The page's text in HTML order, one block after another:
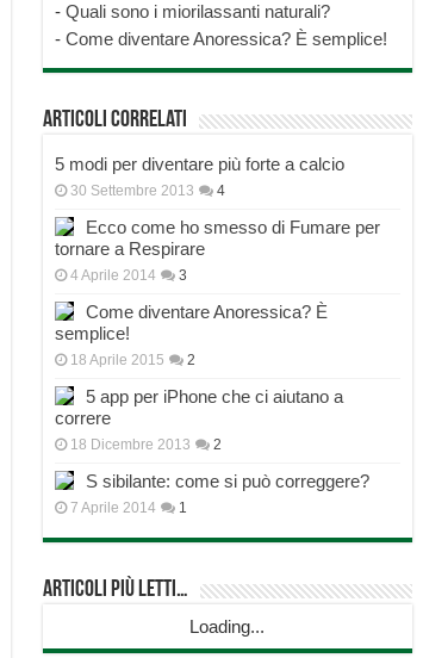
- Quali sono i miorilassanti naturali?
- Come diventare Anoressica? È semplice!
Articoli correlati
5 modi per diventare più forte a calcio
30 Settembre 2013 4
Ecco come ho smesso di Fumare per
tornare a Respirare
4 Aprile 2014 3
Come diventare Anoressica? È
semplice!
18 Aprile 2015 2
5 app per iPhone che ci aiutano a
correre
18 Dicembre 2013 2
S sibilante: come si può correggere?
7 Aprile 2014 1
Articoli più Letti…
Loading...